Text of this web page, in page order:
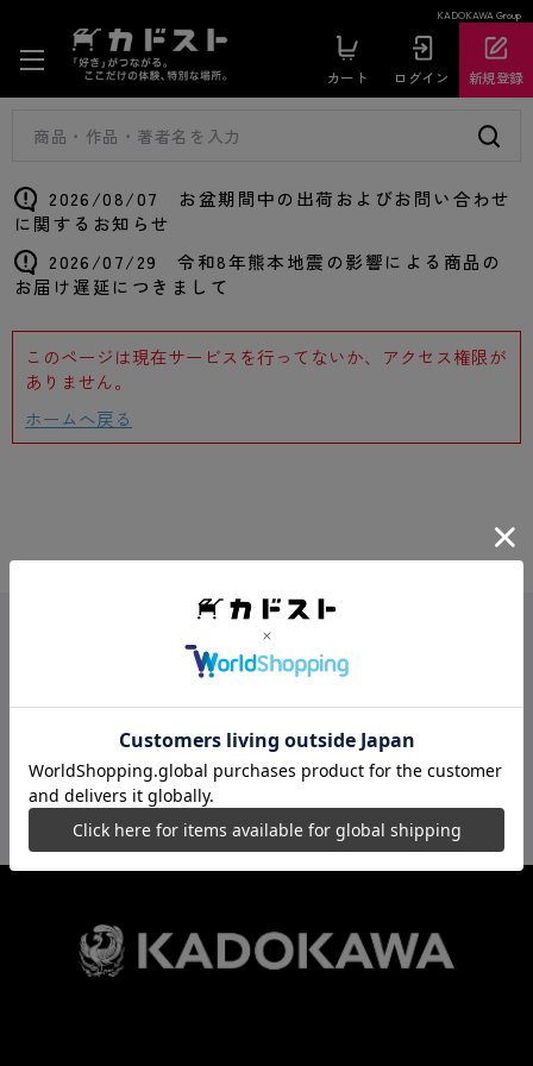
KADOKAWA Group
カート ログイン 新規登録
2026/08/07 お盆期間中の出荷およびお問い合わせ
に関するお知らせ
2026/07/29 令和8年熊本地震の影響による商品の
お届け遅延につきまして
このページは現在サービスを行ってないか、アクセス権限が
ありません。
ホームへ戻る
カドスト最新情報を配信中
ソーシャルメディア一覧